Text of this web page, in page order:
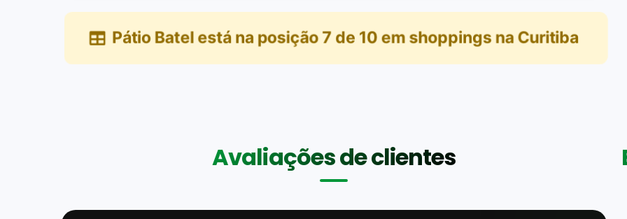
Pátio Batel está na posição 7 de 10 em shoppings na Curitiba
Avaliações de clientes